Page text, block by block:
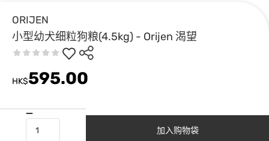
ORIJEN
小型幼犬细粒狗粮(4.5kg) - Orijen 渴望
HK$595.00
加入购物袋